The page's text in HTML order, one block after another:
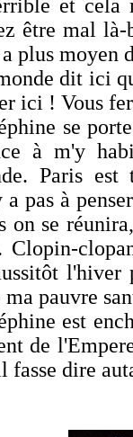
et cela
être mal
plus moyen
dit ici
ici ! Vous
se
à m'y
Paris
pas à
on se
Clopin-
l'hiver
pauvre
est
de
fasse dire